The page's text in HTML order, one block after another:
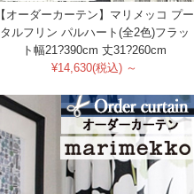
【オーダーカーテン】マリメッコ プー
タルフリン パルハート(全2色)フラッ
ト幅21?390cm 丈31?260cm
¥14,630(税込) ～